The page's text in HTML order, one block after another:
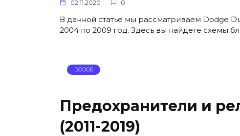
02.11.2020 0
В данной статье мы рассматриваем Dodge
2004 по 2009 год. Здесь вы найдете схемы
DODGE
Предохранители и
(2011-2019)